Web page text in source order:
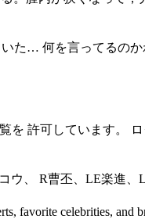
た… 何を言ってるの
許可しています。
ウ、 R曹丕、LE楽進、
favorite celebrities, and